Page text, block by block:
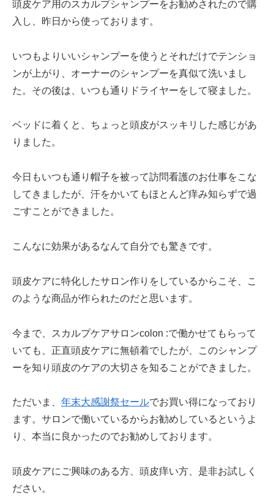
頭皮ケア用のスカルプシャンプーをお勧めされたので購
入し、昨日から使っております。
いつもよりいいシャンプーを使うとそれだけでテンショ
ンが上がり、オーナーのシャンプーを真似て洗いまし
た。その後は、いつも通りドライヤーをして寝ました。
ベッドに着くと、ちょっと頭皮がスッキリした感じがあ
りました。
今日もいつも通り帽子を被って訪問看護のお仕事をこな
してきましたが、汗をかいてもほとんど痒み知らずで過
ごすことができました。
こんなに効果があるなんて自分でも驚きです。
頭皮ケアに特化したサロン作りをしているからこそ、こ
のような商品が作られたのだと思います。
今まで、スカルプケアサロンcolon :で働かせてもらって
いても、正直頭皮ケアに無頓着でしたが、このシャンプ
ーを知り頭皮のケアの大切さを知ることができました。
ただいま、 年末大感謝祭セールでお買い得になっており
ます。サロンで働いているからお勧めしているというよ
り、本当に良かったのでお勧めしております。
頭皮ケアにご興味のある方、頭皮痒い方、是非お試しく
ださい。